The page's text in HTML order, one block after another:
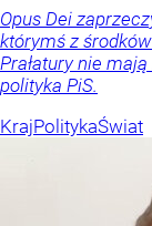
Opus Dei
którymś z
Prałatury nie
polityka PiS.
KrajPolitykaŚwiat